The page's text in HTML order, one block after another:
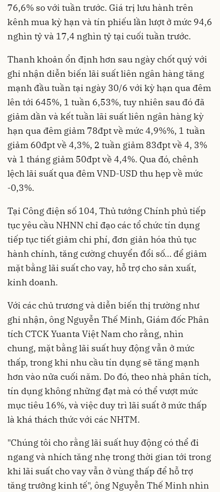
76,6% so với tuần trước. Giá trị lưu hành trên
kênh mua kỳ hạn và tín phiếu lần lượt ở mức 94,6
nghìn tỷ và 17,4 nghìn tỷ tại cuối tuần trước.
Thanh khoản ổn định hơn sau ngày chốt quý với
ghi nhận diễn biến lãi suất liên ngân hàng tăng
mạnh đầu tuần tại ngày 30/6 với kỳ hạn qua đêm
lên tới 645%, 1 tuần 6,53%, tuy nhiên sau đó đã
giảm dần và kết tuần lãi suất liên ngân hàng kỳ
hạn qua đêm giảm 78đpt về mức 4,9%%, 1 tuần
giảm 60đpt về 4,3%, 2 tuần giảm 83đpt về 4, 3%
và 1 tháng giảm 50đpt về 4,4%. Qua đó, chênh
lệch lãi suất qua đêm VND-USD thu hẹp về mức
-0,3%.
Tại Công điện số 104, Thủ tướng Chính phủ tiếp
tục yêu cầu NHNN chỉ đạo các tổ chức tín dụng
tiếp tục tiết giảm chi phí, đơn giản hóa thủ tục
hành chính, tăng cường chuyển đổi số… để giảm
mặt bằng lãi suất cho vay, hỗ trợ cho sản xuất,
kinh doanh.
Với các chủ trương và diễn biến thị trường như
ghi nhận, ông Nguyễn Thế Minh, Giám đốc Phân
tích CTCK Yuanta Việt Nam cho rằng, nhìn
chung, mặt bằng lãi suất huy động vẫn ở mức
thấp, trong khi nhu cầu tín dụng sẽ tăng mạnh
hơn vào nửa cuối năm. Do đó, theo nhà phân tích,
tín dụng không những đạt mà có thể vượt mức
mục tiêu 16%, và việc duy trì lãi suất ở mức thấp
là khá thách thức với các NHTM.
"Chúng tôi cho rằng lãi suất huy động có thể đi
ngang và nhích tăng nhẹ trong thời gian tới trong
khi lãi suất cho vay vẫn ở vùng thấp để hỗ trợ
tăng trưởng kinh tế", ông Nguyễn Thế Minh nhìn